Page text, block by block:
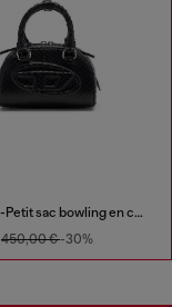
1DR Dome-Petit sac bowling en cuir effet serpent
450,00 €-30%